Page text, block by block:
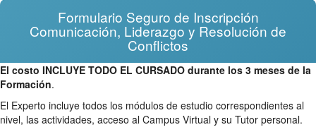
Formulario Seguro de Inscripción
Comunicación, Liderazgo y Resolución de
Conflictos
El costo INCLUYE TODO EL CURSADO durante los 3 meses de la
Formación.
El Experto incluye todos los módulos de estudio correspondientes al
nivel, las actividades, acceso al Campus Virtual y su Tutor personal.